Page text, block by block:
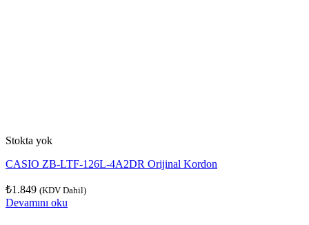
Stokta yok
CASIO ZB-LTF-126L-4A2DR Orijinal Kordon
₺1.849 (KDV Dahil)
Devamını oku